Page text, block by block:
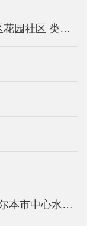
Greenvale Gardens | 墨尔本北区花园社区 类型丰富包含独栋别墅和独立地块 配套完善 生活便利
Forge | Mirvac 18年潜心规划 墨尔本市中心水滨公寓_澳洲墨尔本新楼盘发售中